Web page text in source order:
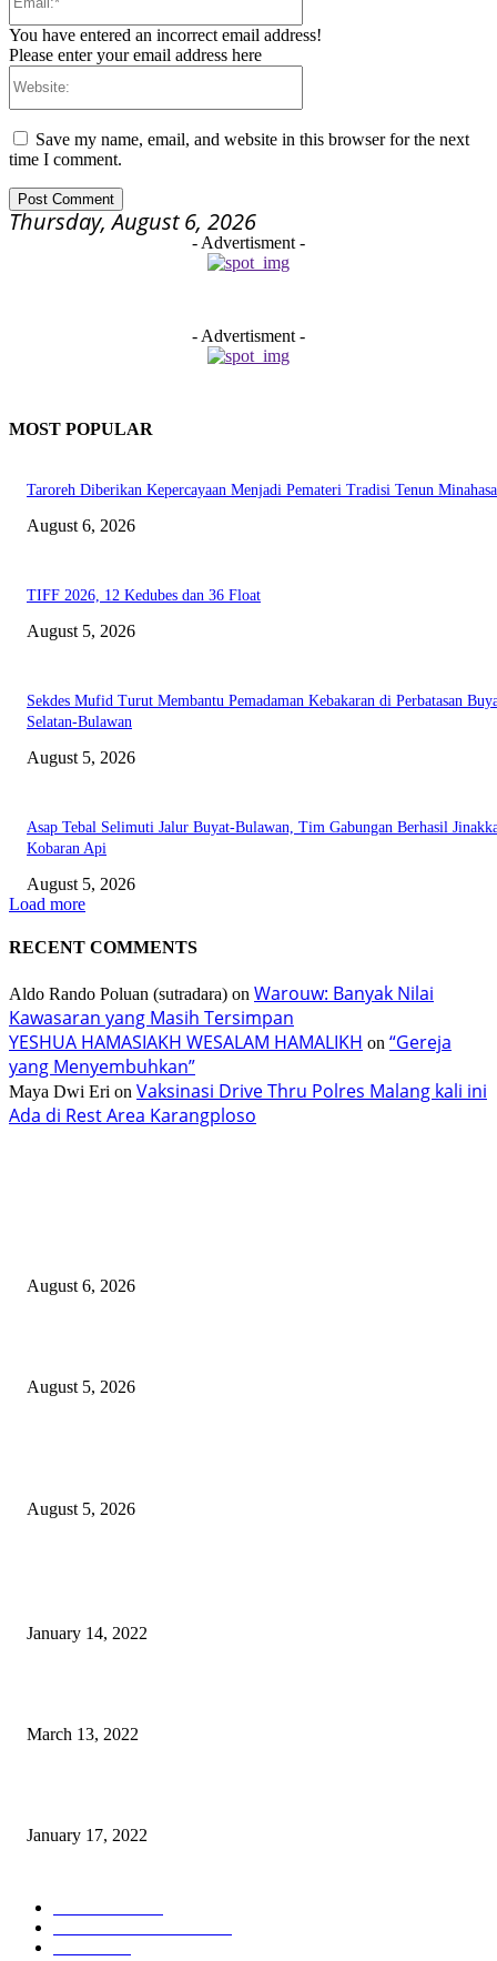
You have entered an incorrect email address!
Please enter your email address here
Save my name, email, and website in this browser for the next
time I comment.
Thursday, August 6, 2026
- Advertisment -
- Advertisment -
MOST POPULAR
Taroreh Diberikan Kepercayaan Menjadi Pemateri Tradisi Tenun Minahasa
August 6, 2026
TIFF 2026, 12 Kedubes dan 36 Float
August 5, 2026
Sekdes Mufid Turut Membantu Pemadaman Kebakaran di Perbatasan
Selatan-Bulawan
August 5, 2026
Asap Tebal Selimuti Jalur Buyat-Bulawan, Tim Gabungan Berhasil
Kobaran Api
August 5, 2026
Load more
RECENT COMMENTS
Aldo Rando Poluan (sutradara) on Warouw: Banyak Nilai
Kawasaran yang Masih Tersimpan
YESHUA HAMASIAKH WESALAM HAMALIKH on “Gereja
yang Menyembuhkan”
Maya Dwi Eri on Vaksinasi Drive Thru Polres Malang kali ini
Ada di Rest Area Karangploso
August 6, 2026
August 5, 2026
August 5, 2026
January 14, 2022
March 13, 2022
January 17, 2022